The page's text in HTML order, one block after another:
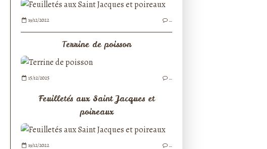
19/12/2022 …
Terrine de poisson
15/12/2025 …
Feuilletés aux Saint Jacques et
poireaux
19/12/2022 …